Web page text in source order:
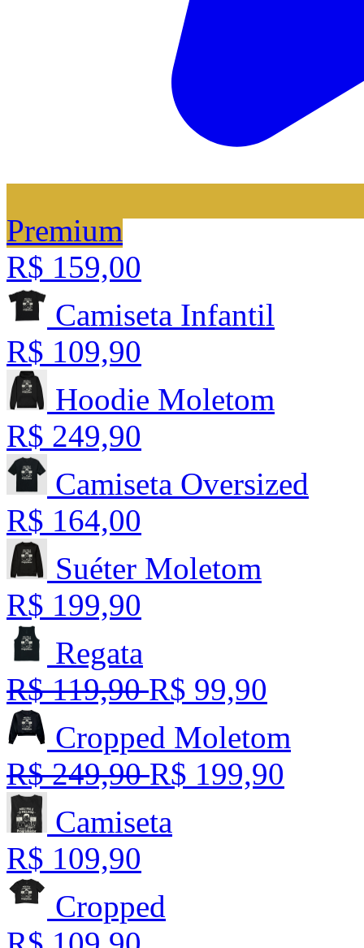
Premium
R$ 159,00
Camiseta Infantil
R$ 109,90
Hoodie Moletom
R$ 249,90
Camiseta Oversized
R$ 164,00
Suéter Moletom
R$ 199,90
Regata
R$ 119,90 R$ 99,90
Cropped Moletom
R$ 249,90 R$ 199,90
Camiseta
R$ 109,90
Cropped